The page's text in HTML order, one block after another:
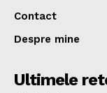
Contact
Despre mine
Ultimele